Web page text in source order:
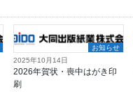
お知らせ
2025年10月14日
2026年賀状・喪中はがき印
刷